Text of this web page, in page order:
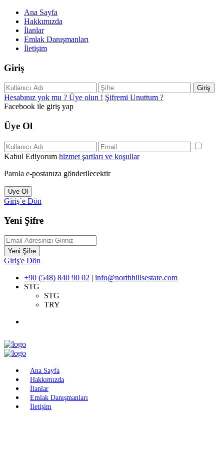
Ana Sayfa
Hakkımızda
İlanlar
Emlak Danışmanları
İletişim
Giriş
Giriş
Hesabınız yok mu ? Üye olun ! Şifremi Unuttum ?
Facebook ile giriş yap
Üye Ol
Kabul Ediyorum hizmet şartları ve koşullar
Parola e-postanıza gönderilecektir
Üye Ol
Giriş`e Dön
Yeni Şifre
Yeni Şifre
Giriş'e Dön
+90 (548) 840 90 02 | info@northhillsestate.com
STG
STG
TRY
Ana Sayfa
Hakkımızda
İlanlar
Emlak Danışmanları
İletişim